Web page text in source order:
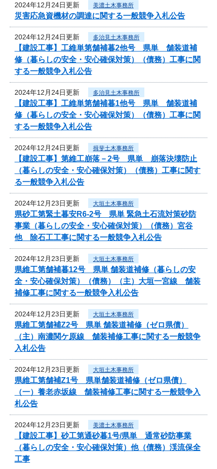
2024年12月24日更新 美濃土木事務所
災害応急資機材の調達に関する一般競争入札公告
2024年12月24日更新 多治見土木事務所
【建設工事】工維単第舗補暮2他号 県単 舗装道補
修（暮らしの安全・安心確保対策）（債務）工事に関
する一般競争入札公告
2024年12月24日更新 多治見土木事務所
【建設工事】工維単第舗補暮1他号 県単 舗装道補
修（暮らしの安全・安心確保対策）（債務）工事に関
する一般競争入札公告
2024年12月24日更新 揖斐土木事務所
【建設工事】第維工崩落－2号 県単 崩落決壊防止
（暮らしの安全・安心確保対策）（債務）工事に関す
る一般競争入札公告
2024年12月23日更新 大垣土木事務所
県砂工第緊土暮安R6-2号 県単 緊急土石流対策砂防
事業（暮らしの安全・安心確保対策）（債務）宮谷
他 除石工工事に関する一般競争入札公告
2024年12月23日更新 大垣土木事務所
県維工第舗補暮12号 県単 舗装道補修（暮らしの安
全・安心確保対策）（債務）（主）大垣一宮線 舗装
補修工事に関する一般競争入札公告
2024年12月23日更新 大垣土木事務所
県維工第舗補Z2号 県単 舗装道補修（ゼロ県債）
（主）南濃関ケ原線 舗装補修工事に関する一般競争
入札公告
2024年12月23日更新 大垣土木事務所
県維工第舗補Z1号 県単舗装道補修（ゼロ県債）
（一）養老赤坂線 舗装補修工事に関する一般競争入
札公告
2024年12月23日更新 美濃土木事務所
【建設工事】砂工第通砂暮1号/県単 通常砂防事業
（暮らしの安全・安心確保対策）他（債務）渓流保全
工事